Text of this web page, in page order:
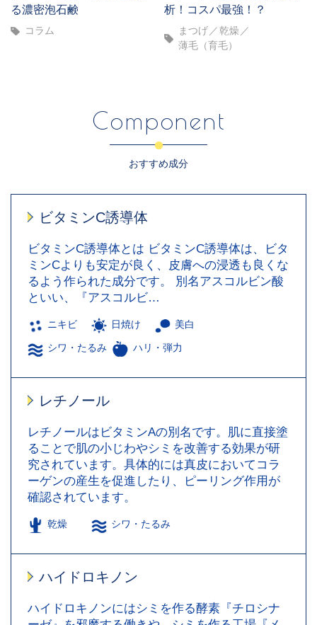
る濃密泡石鹸
コラム
析！コスパ最強！？
まつげ
乾燥
薄毛（育毛）
Component
おすすめ成分
ビタミンC誘導体
ビタミンC誘導体とは ビタミンC誘導体は、ビタ
ミンCよりも安定が良く、皮膚への浸透も良くな
るよう作られた成分です。 別名アスコルビン酸
といい、『アスコルビ…
ニキビ 日焼け 美白
シワ・たるみ ハリ・弾力
レチノール
レチノールはビタミンAの別名です。肌に直接塗
ることで肌の小じわやシミを改善する効果が研
究されています。具体的には真皮においてコラ
ーゲンの産生を促進したり、ピーリング作用が
確認されています。
乾燥 シワ・たるみ
ハイドロキノン
ハイドロキノンにはシミを作る酵素『チロシナ